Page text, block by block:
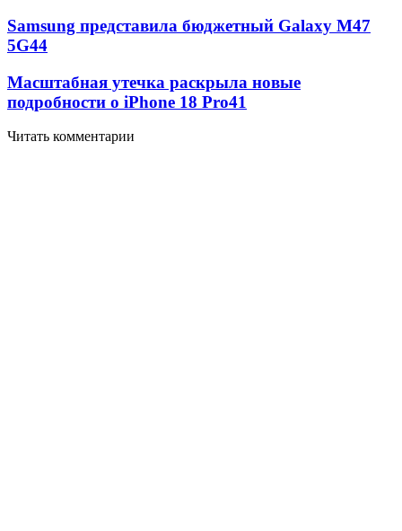
Samsung представила бюджетный Galaxy M47
5G44
Масштабная утечка раскрыла новые
подробности о iPhone 18 Pro41
Читать комментарии